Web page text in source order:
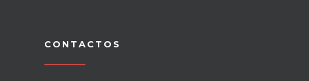
CONTACTOS